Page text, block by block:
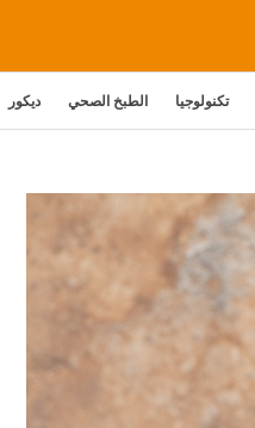
تكنولوجيا الطبخ الصحي ديكور